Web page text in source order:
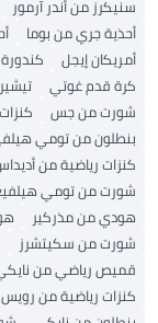
سنيكرز من أندر آرمور
أحذية جري من بوما
أمريكان إيجل
كندورة
كرة قدم غوتي
شورت من جس
بنطلون من تومي
كنزات رياضية من
شورت من تومي
هودي من مذركير
شورت من سكيتشرز
قميص رياضي من
كنزات رياضية من رويس